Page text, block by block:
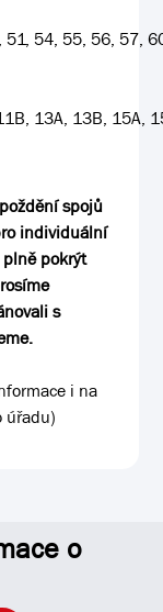
51, 54, 55, 56, 57,
13A, 13B, 15A,
spojů
individuální
pokrýt
s
i na
úřadu)
o